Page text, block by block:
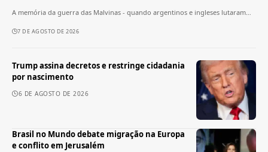
A memória da guerra das Malvinas - quando argentinos e ingleses lutaram…
7 DE AGOSTO DE 2026
Trump assina decretos e restringe cidadania
por nascimento
6 DE AGOSTO DE 2026
Brasil no Mundo debate migração na Europa
e conflito em Jerusalém